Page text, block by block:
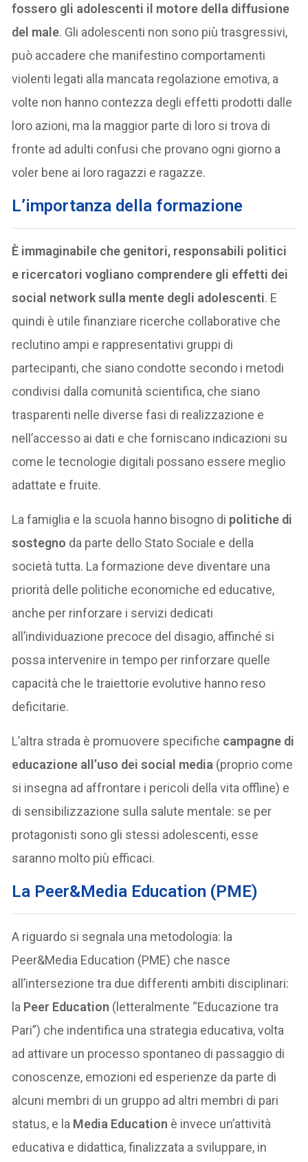
fossero gli adolescenti il motore della diffusione
del male. Gli adolescenti non sono più trasgressivi,
può accadere che manifestino comportamenti
violenti legati alla mancata regolazione emotiva, a
volte non hanno contezza degli effetti prodotti dalle
loro azioni, ma la maggior parte di loro si trova di
fronte ad adulti confusi che provano ogni giorno a
voler bene ai loro ragazzi e ragazze.
L’importanza della formazione
È immaginabile che genitori, responsabili politici
e ricercatori vogliano comprendere gli effetti dei
social network sulla mente degli adolescenti. E
quindi è utile finanziare ricerche collaborative che
reclutino ampi e rappresentativi gruppi di
partecipanti, che siano condotte secondo i metodi
condivisi dalla comunità scientifica, che siano
trasparenti nelle diverse fasi di realizzazione e
nell’accesso ai dati e che forniscano indicazioni su
come le tecnologie digitali possano essere meglio
adattate e fruite.
La famiglia e la scuola hanno bisogno di politiche di
sostegno da parte dello Stato Sociale e della
società tutta. La formazione deve diventare una
priorità delle politiche economiche ed educative,
anche per rinforzare i servizi dedicati
all’individuazione precoce del disagio, affinché si
possa intervenire in tempo per rinforzare quelle
capacità che le traiettorie evolutive hanno reso
deficitarie.
L’altra strada è promuovere specifiche campagne di
educazione all’uso dei social media (proprio come
si insegna ad affrontare i pericoli della vita offline) e
di sensibilizzazione sulla salute mentale: se per
protagonisti sono gli stessi adolescenti, esse
saranno molto più efficaci.
La Peer&Media Education (PME)
A riguardo si segnala una metodologia: la
Peer&Media Education (PME) che nasce
all’intersezione tra due differenti ambiti disciplinari:
la Peer Education (letteralmente “Educazione tra
Pari”) che indentifica una strategia educativa, volta
ad attivare un processo spontaneo di passaggio di
conoscenze, emozioni ed esperienze da parte di
alcuni membri di un gruppo ad altri membri di pari
status, e la Media Education è invece un’attività
educativa e didattica, finalizzata a sviluppare, in